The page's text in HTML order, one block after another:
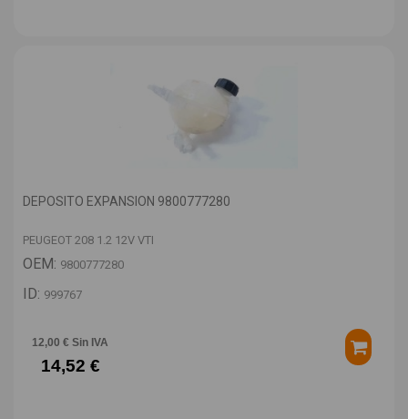
DEPOSITO EXPANSION 9800777280
PEUGEOT 208 1.2 12V VTI
OEM: 9800777280
ID: 999767
12,00 € Sin IVA
14,52 €